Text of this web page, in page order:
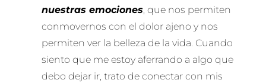
nuestras emociones, que nos permiten
conmovernos con el dolor ajeno y nos
permiten ver la belleza de la vida. Cuando
siento que me estoy aferrando a algo que
debo dejar ir, trato de conectar con mis